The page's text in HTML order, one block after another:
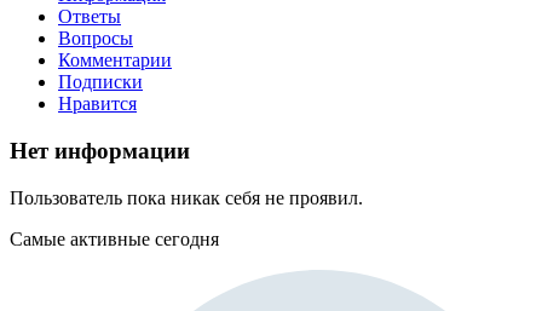
Ответы
Вопросы
Комментарии
Подписки
Нравится
Нет информации
Пользователь пока никак себя не проявил.
Самые активные сегодня